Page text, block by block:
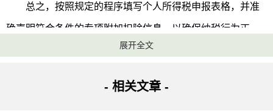
总之，按照规定的程序填写个人所得税申报表格，并准
确声明符合条件的专项附加扣除信息，以确保纳税行为正
常、合法，不违反国家相关税收政策，同时也能够享受到相
的指导和管理，不可随意操作，避免产生不符合要求的问
展开全文
- 相关文章 -